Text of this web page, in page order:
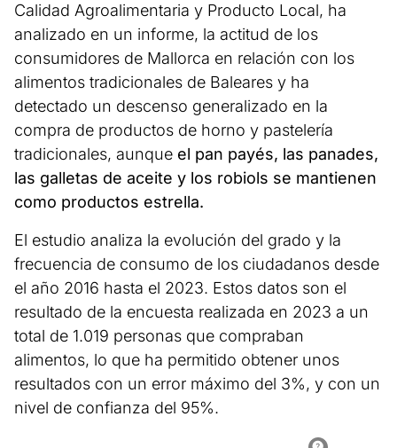
Calidad Agroalimentaria y Producto Local, ha
analizado en un informe, la actitud de los
consumidores de Mallorca en relación con los
alimentos tradicionales de Baleares y ha
detectado un descenso generalizado en la
compra de productos de horno y pastelería
tradicionales, aunque el pan payés, las panades,
las galletas de aceite y los robiols se mantienen
como productos estrella.
El estudio analiza la evolución del grado y la
frecuencia de consumo de los ciudadanos desde
el año 2016 hasta el 2023. Estos datos son el
resultado de la encuesta realizada en 2023 a un
total de 1.019 personas que compraban
alimentos, lo que ha permitido obtener unos
resultados con un error máximo del 3%, y con un
nivel de confianza del 95%.